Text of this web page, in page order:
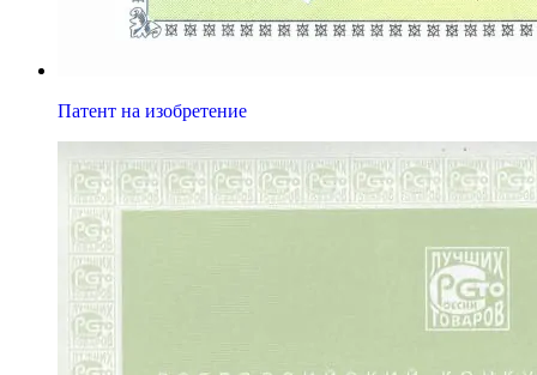
Патент на изобретение